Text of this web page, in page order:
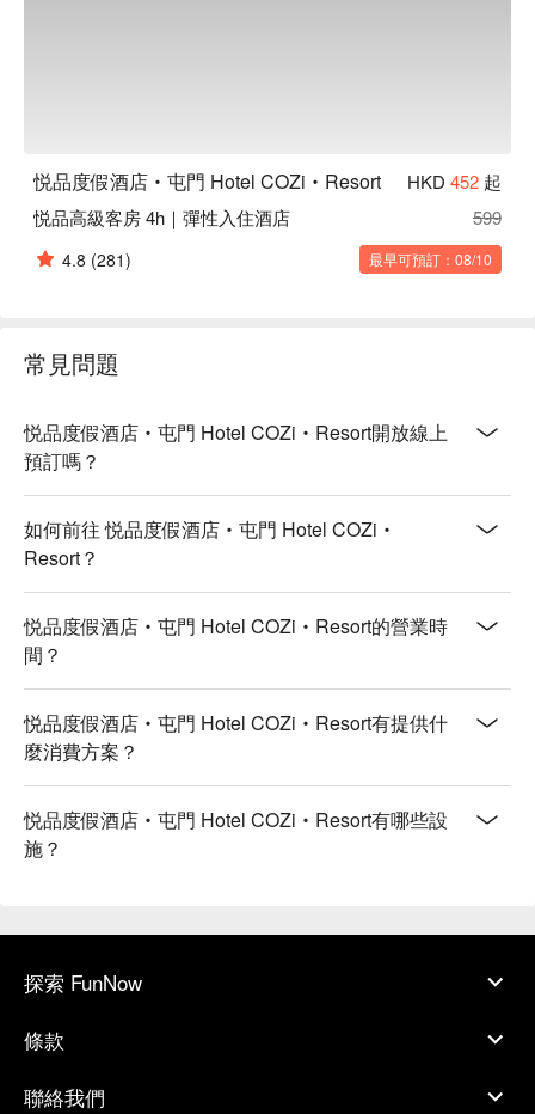
悦品度假酒店‧屯門 Hotel COZi‧Resort HKD 452 起
悦品高級客房 4h｜彈性入住酒店
599
4.8 (281) 最早可預訂：08/10
常見問題
悦品度假酒店‧屯門 Hotel COZi‧Resort開放線上
預訂嗎？
如何前往 悦品度假酒店‧屯門 Hotel COZi‧
Resort？
悦品度假酒店‧屯門 Hotel COZi‧Resort的營業時
間？
悦品度假酒店‧屯門 Hotel COZi‧Resort有提供什
麼消費方案？
悦品度假酒店‧屯門 Hotel COZi‧Resort有哪些設
施？
探索 FunNow
條款
聯絡我們